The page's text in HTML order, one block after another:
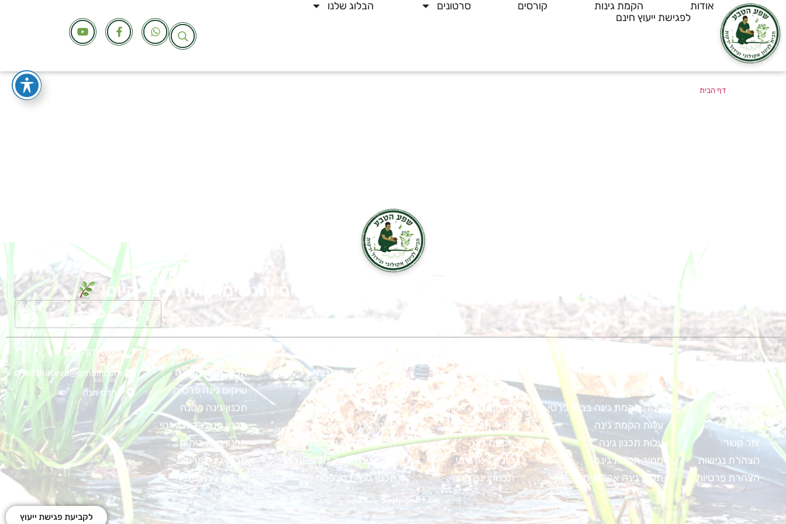
אודות הקמת גינות קורסים סרטונים
הבלוג שלנו
לפגישת ייעוץ חינם
דף הבית
לקביעת פגישת ייעוץ
גם אתם חולמים על גינת חלומות ירוקה ומניבה? מלאו פרטים והגשימו אותה כבר היום!
שליחה
אודות
הבלוג שלנו
מאמרים
צור קשר
הצהרת נגישות
הצהרת פרטיות
הקמה גינה אקולוגית
הקמת גינה מחיר
עלות הקמת גינה בבית פרטי
עלות הקמת גינה
עלות תכנון גינה
מחיר הקמת גינה
תכנון גינה אקולוגית
קורס גינון אונליין
קורס גינון אקולוגי
הקמת גינה אקולוגית
מחיר תכנון גינה
הקמת גינה
קורס גינון ביתי
תכנון גינה מחיר
יעוץ לגינה
הקמת גינה אורגנית
הכנת גינה ביתית
קורס גינון
תכנון גינה אונליין
אדריכלות נוף גינה פרטית
תכנון גינה עשה זאת בעצמך
תכנון גינה במרפסת
עיצוב גינה על הגג
תכנון תאורת גינה
שיקום גינה פרטית
תכנון גינה קטנה
תכנון גינה בבית פרטי
תכנון גינה ביתית
תכנון גינה פרטית
הקמת גינה ביתית
050-5719682
shefahateva@gmail.com
פרדס חנה